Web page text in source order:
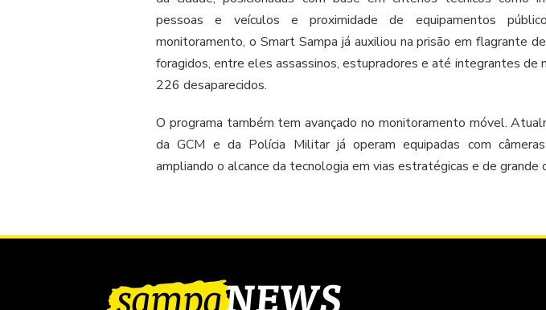
pessoas e veículos e proximidade de equipamentos
monitoramento, o Smart Sampa já auxiliou na prisão em flagrante
foragidos, entre eles assassinos, estupradores e até integrantes de
226 desaparecidos.
O programa também tem avançado no monitoramento móvel.
da GCM e da Polícia Militar já operam equipadas com
ampliando o alcance da tecnologia em vias estratégicas e de grande